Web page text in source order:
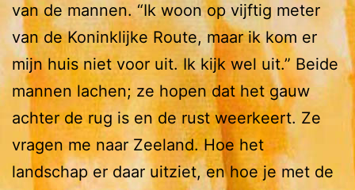
van de mannen. “Ik woon op vijftig meter
van de Koninklijke Route, maar ik kom er
mijn huis niet voor uit. Ik kijk wel uit.” Beide
mannen lachen; ze hopen dat het gauw
achter de rug is en de rust weerkeert. Ze
vragen me naar Zeeland. Hoe het
landschap er daar uitziet, en hoe je met de